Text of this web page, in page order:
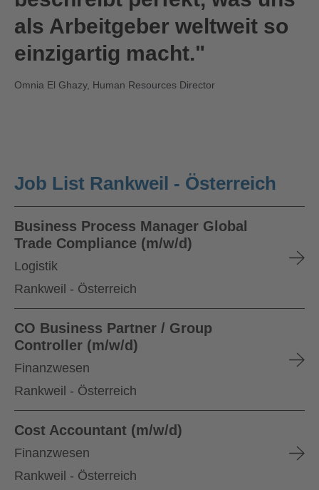
als Arbeitgeber weltweit so
einzigartig macht."
Omnia El Ghazy, Human Resources Director
Job List Rankweil - Österreich
Business Process Manager Global
Trade Compliance (m/w/d)
Logistik
Rankweil - Österreich
CO Business Partner / Group
Controller (m/w/d)
Finanzwesen
Rankweil - Österreich
Cost Accountant (m/w/d)
Finanzwesen
Rankweil - Österreich